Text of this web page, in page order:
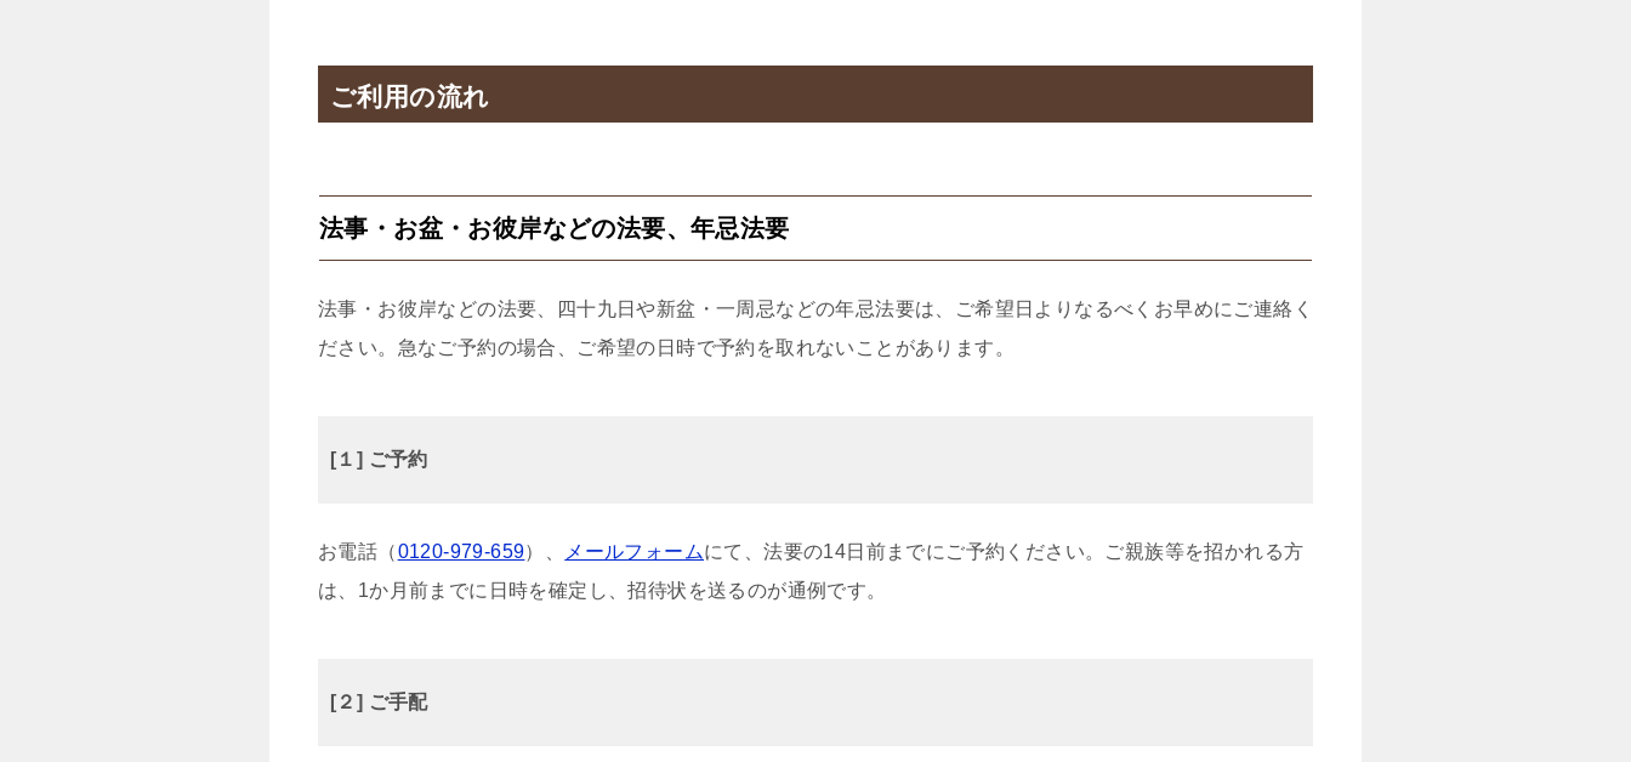
ご利用の流れ
法事・お盆・お彼岸などの法要、年忌法要
法事・お彼岸などの法要、四十九日や新盆・一周忌などの年忌法要は、ご希望日よりなるべくお早めにご連絡く
ださい。急なご予約の場合、ご希望の日時で予約を取れないことがあります。
[１] ご予約
お電話（0120-979-659）、 メールフォームにて、法要の14日前までにご予約ください。ご親族等を招かれる方
は、1か月前までに日時を確定し、招待状を送るのが通例です。
[２] ご手配